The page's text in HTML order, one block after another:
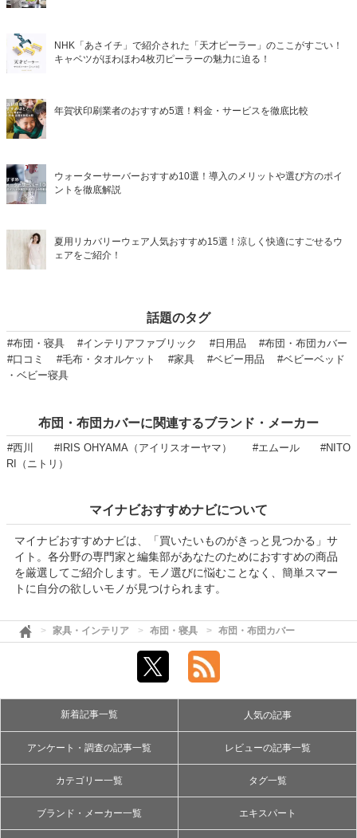
NHK「あさイチ」で紹介された「天才ピーラー」のここがすごい！
キャベツがほわほわ4枚刃ピーラーの魅力に迫る！
年賀状印刷業者のおすすめ5選！料金・サービスを徹底比較
ウォーターサーバーおすすめ10選！導入のメリットや選び方のポイ
ントを徹底解説
夏用リカバリーウェア人気おすすめ15選！涼しく快適にすごせるウ
ェアをご紹介！
話題のタグ
#布団・寝具 #インテリアファブリック #日用品
#布団・布団カバー
#口コミ
#毛布・タオルケット #家具 #ベビー用品
#ベビーベッド
・ベビー寝具
布団・布団カバーに関連するブランド・メーカー
#西川 #IRIS OHYAMA（アイリスオーヤマ） #エムール
#NITO
RI（ニトリ）
マイナビおすすめナビについて
マイナビおすすめナビは、「買いたいものがきっと見つかる」サ
イト。各分野の専門家と編集部があなたのためにおすすめの商品
を厳選してご紹介します。モノ選びに悩むことなく、簡単スマー
トに自分の欲しいモノが見つけられます。
家具・インテリア 布団・寝具 布団・布団カバー
新着記事一覧 人気の記事
アンケート・調査の記事一覧 レビューの記事一覧
カテゴリー一覧 タグ一覧
ブランド・メーカー一覧 エキスパート